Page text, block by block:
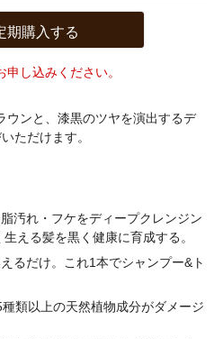
期購入する
し込みください。
ウンと、漆黒のツヤを演出するデ
ただけます。
汚れ・フケをディープクレンジン
える髪を黒く健康に育成する。
るだけ。これ1本でシャンプー&ト
類以上の天然植物成分がダメージ